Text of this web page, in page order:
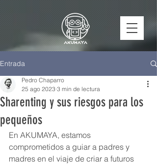
Entrada
Sharenting y sus riesgos para los
pequeños
Pedro Chaparro
25 ago 2023 3 min de lectura
En AKUMAYA, estamos
comprometidos a guiar a padres y
madres en el viaje de criar a futuros